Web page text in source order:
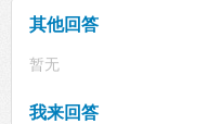
其他回答
暂无
我来回答